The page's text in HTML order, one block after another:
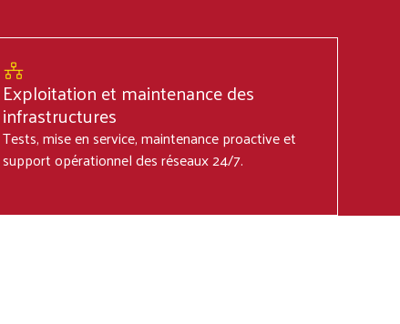
Exploitation et maintenance des
infrastructures
Tests, mise en service, maintenance proactive et
support opérationnel des réseaux 24/7.